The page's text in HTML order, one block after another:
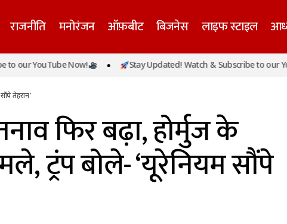
राजनीति मनोरंजन ऑफ़बीट बिजनेस लाइफ स्टाइल
ईरान तनाव फिर बढ़ा, होर्मुज के पास अमेरिकी हमले, ट्रंप बोले-
Now! Stay Updated! Watch & Subscribe to our YouTube
तेहरान’
फिर बढ़ा, होर्मुज के
ट्रंप बोले- ‘यूरेनियम सौंपे